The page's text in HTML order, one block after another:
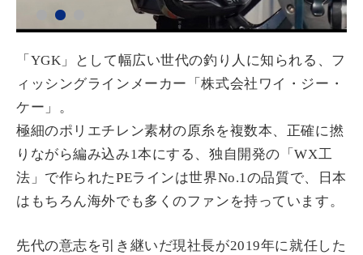
「YGK」として幅広い世代の釣り人に知られる、フ
ィッシングラインメーカー「株式会社ワイ・ジー・
ケー」。
極細のポリエチレン素材の原糸を複数本、正確に撚
りながら編み込み1本にする、独自開発の「WX工
法」で作られたPEラインは世界No.1の品質で、日本
はもちろん海外でも多くのファンを持っています。
先代の意志を引き継いだ現社長が2019年に就任した